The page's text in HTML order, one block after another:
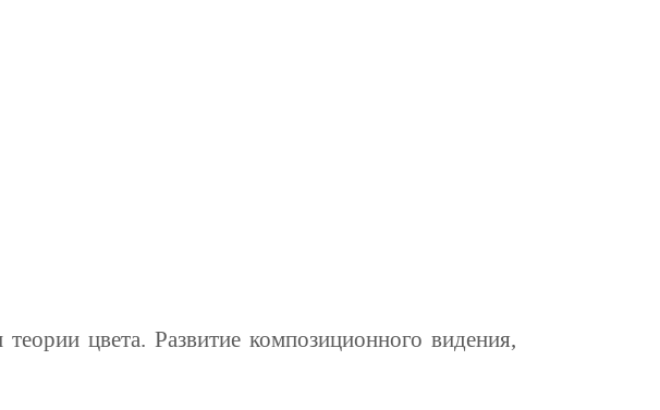
теории цвета.Развитие композиционного видения,